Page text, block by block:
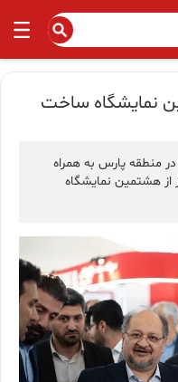
نمایشگاه ساخت
منطقه پارس به همراه
از هشتمین نمایشگاه